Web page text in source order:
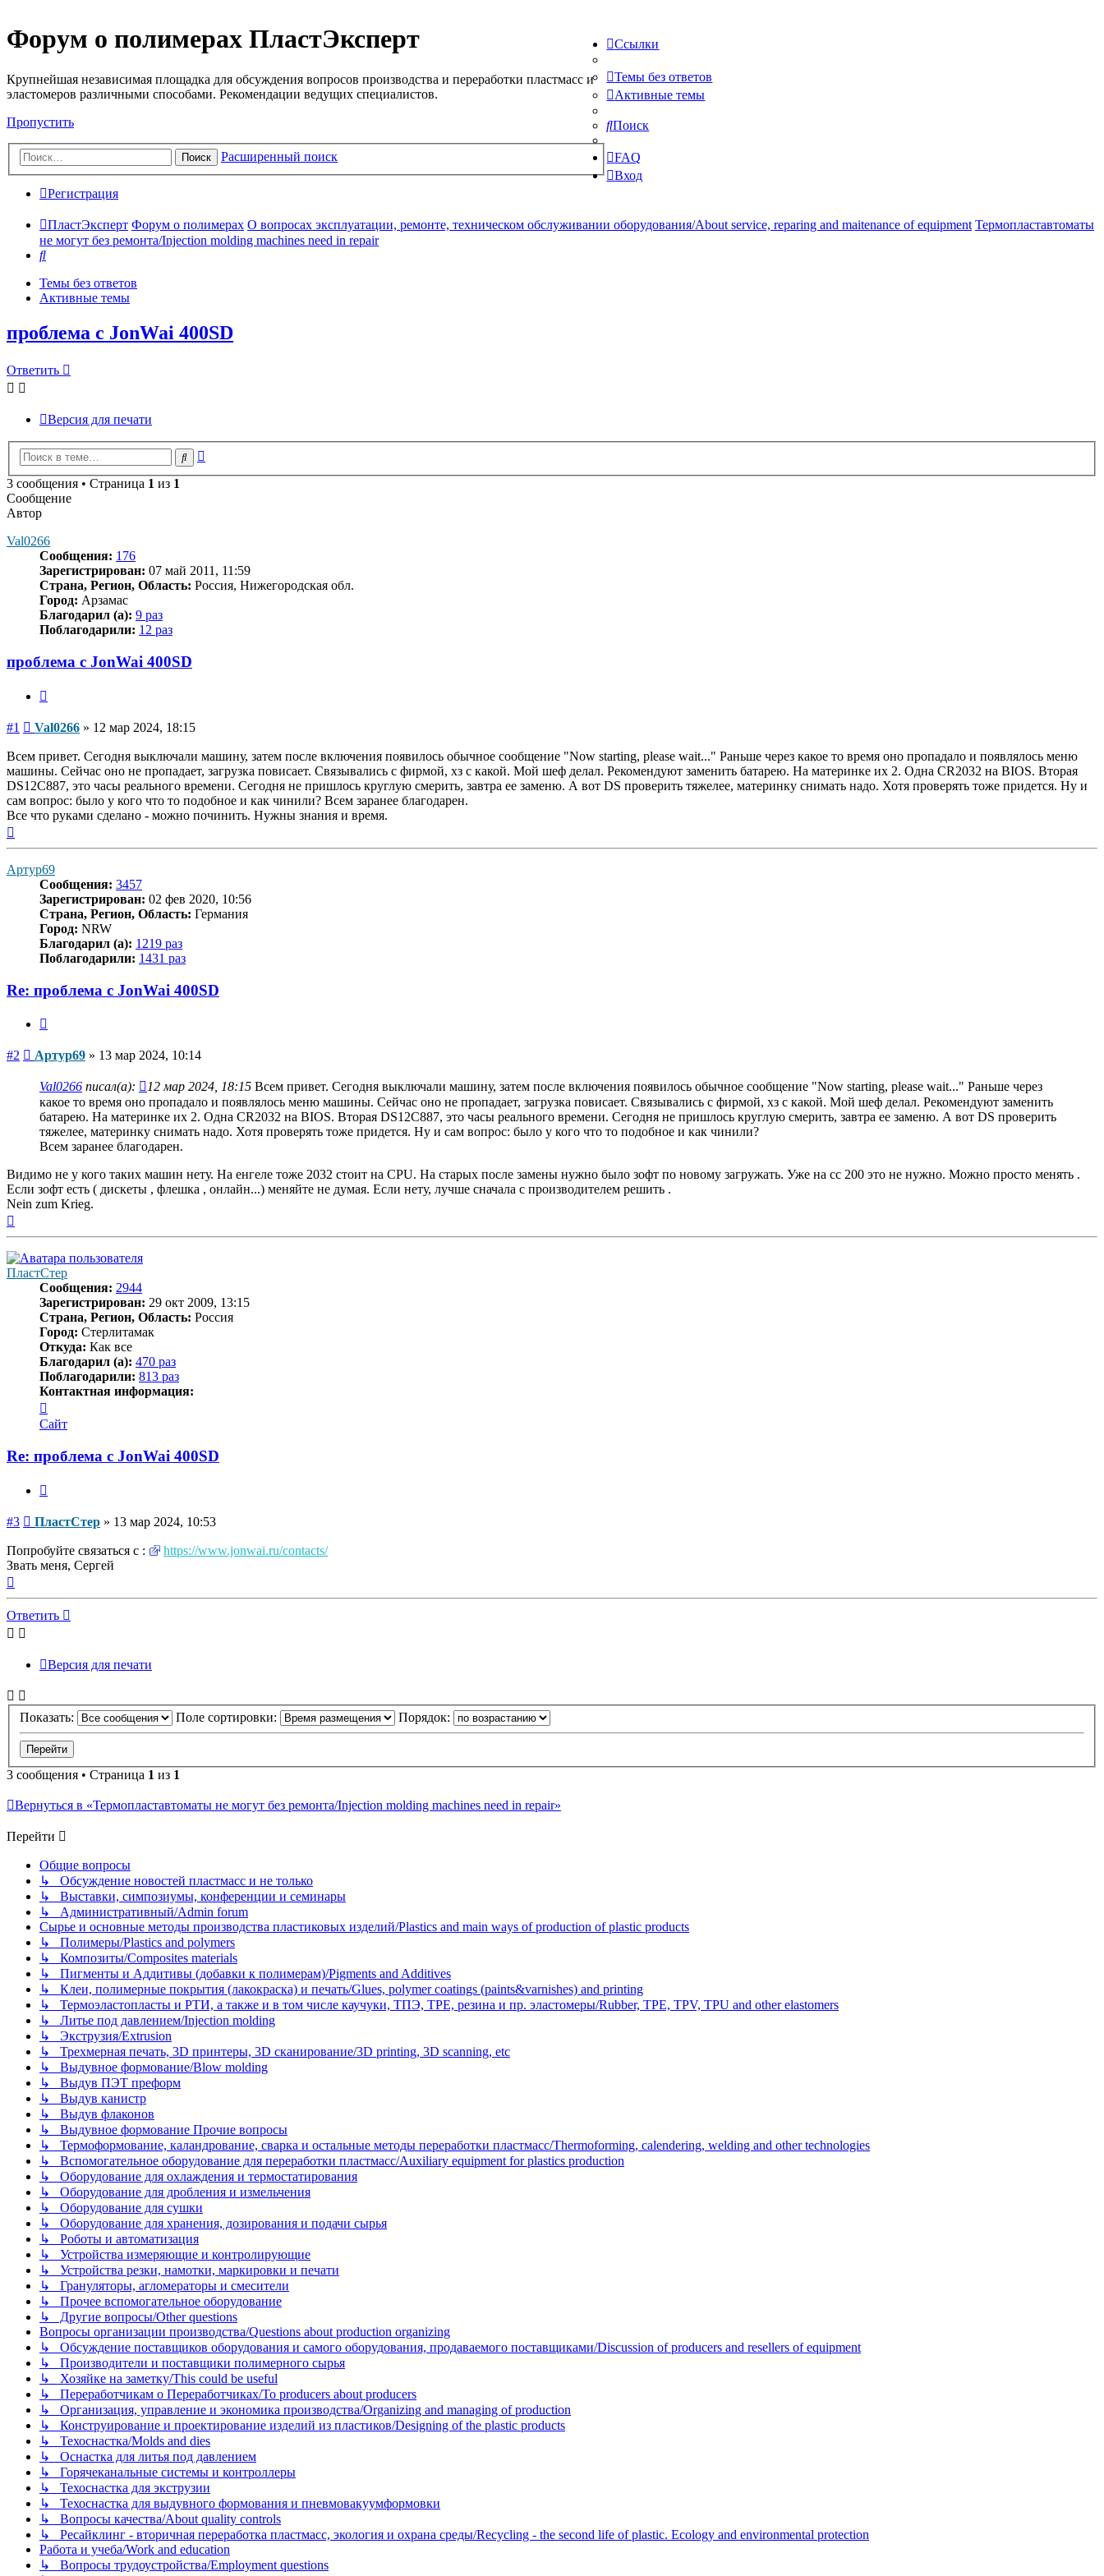
Форум о полимерах ПластЭксперт
Крупнейшая независимая площадка для обсуждения вопросов производства и переработки пластмасс и
эластомеров различными способами. Рекомендации ведущих специалистов.
Пропустить
Поиск Расширенный поиск
Ссылки
Темы без ответов
Активные темы
Поиск
FAQ
Вход
Регистрация
ПластЭксперт Форум о полимерах О вопросах эксплуатации, ремонте, техническом обслуживании оборудования/About service, reparing and maitenance of equipment Термопластавтоматы
не могут без ремонта/Injection molding machines need in repair
Поиск
Темы без ответов
Активные темы
проблема с JonWai 400SD
Ответить
Версия для печати
Поиск
3 сообщения • Страница 1 из 1
Сообщение
Автор
Val0266
Сообщения: 176
Зарегистрирован: 07 май 2011, 11:59
Страна, Регион, Область: Россия, Нижегородская обл.
Город: Арзамас
Благодарил (а): 9 раз
Поблагодарили: 12 раз
проблема с JonWai 400SD
#1 Сообщение
Val0266 » 12 мар 2024, 18:15
Всем привет. Сегодня выключали машину, затем после включения появилось обычное сообщение "Now starting, please wait..." Раньше через какое то время оно пропадало и появлялось меню
машины. Сейчас оно не пропадает, загрузка повисает. Связывались с фирмой, хз с какой. Мой шеф делал. Рекомендуют заменить батарею. На материнке их 2. Одна CR2032 на BIOS. Вторая
DS12C887, это часы реального времени. Сегодня не пришлось круглую смерить, завтра ее заменю. А вот DS проверить тяжелее, материнку снимать надо. Хотя проверять тоже придется. Ну и
сам вопрос: было у кого что то подобное и как чинили? Всем заранее благодарен.
Все что руками сделано - можно починить. Нужны знания и время.
Артур69
Сообщения: 3457
Зарегистрирован: 02 фев 2020, 10:56
Страна, Регион, Область: Германия
Город: NRW
Благодарил (а): 1219 раз
Поблагодарили: 1431 раз
Re: проблема с JonWai 400SD
#2 Сообщение
Артур69 » 13 мар 2024, 10:14
Val0266 писал(а): 12 мар 2024, 18:15 Всем привет. Сегодня выключали машину, затем после включения появилось обычное сообщение "Now starting, please wait..." Раньше через
какое то время оно пропадало и появлялось меню машины. Сейчас оно не пропадает, загрузка повисает. Связывались с фирмой, хз с какой. Мой шеф делал. Рекомендуют заменить
батарею. На материнке их 2. Одна CR2032 на BIOS. Вторая DS12C887, это часы реального времени. Сегодня не пришлось круглую смерить, завтра ее заменю. А вот DS проверить
тяжелее, материнку снимать надо. Хотя проверять тоже придется. Ну и сам вопрос: было у кого что то подобное и как чинили?
Всем заранее благодарен.
Видимо не у кого таких машин нету. На енгеле тоже 2032 стоит на CPU. На старых после замены нужно было зофт по новому загружать. Уже на cc 200 это не нужно. Можно просто менять .
Если зофт есть ( дискеты , флешка , онлайн...) меняйте не думая. Если нету, лучше сначала с производителем решить .
Nein zum Krieg.
ПластСтер
Сообщения: 2944
Зарегистрирован: 29 окт 2009, 13:15
Страна, Регион, Область: Россия
Город: Стерлитамак
Откуда: Как все
Благодарил (а): 470 раз
Поблагодарили: 813 раз
Контактная информация:
информация
пользователя
ПластСтер
Сайт
Re: проблема с JonWai 400SD
#3 Сообщение
ПластСтер » 13 мар 2024, 10:53
Попробуйте связаться с :
https://www.jonwai.ru/contacts/
Звать меня, Сергей
началу
Ответить
Версия для печати
Показать: Поле сортировки: Порядок:
3 сообщения • Страница 1 из 1
Вернуться в «Термопластавтоматы не могут без ремонта/Injection molding machines need in repair»
Перейти
Общие вопросы
↳ Обсуждение новостей пластмасс и не только
↳ Выставки, симпозиумы, конференции и семинары
↳ Административный/Admin forum
Сырье и основные методы производства пластиковых изделий/Plastics and main ways of production of plastic products
↳ Полимеры/Plastics and polymers
↳ Композиты/Сomposites materials
↳ Пигменты и Аддитивы (добавки к полимерам)/Pigments and Additives
↳ Клеи, полимерные покрытия (лакокраска) и печать/Glues, polymer coatings (paints&varnishes) and printing
↳ Термоэластопласты и РТИ, а также и в том числе каучуки, ТПЭ, TPE, резина и пр. эластомеры/Rubber, TPE, TPV, TPU and other elastomers
↳ Литье под давлением/Injection molding
↳ Экструзия/Extrusion
↳ Трехмерная печать, 3D принтеры, 3D сканирование/3D printing, 3D scanning, etc
↳ Выдувное формование/Blow molding
↳ Выдув ПЭТ преформ
↳ Выдув канистр
↳ Выдув флаконов
↳ Выдувное формование Прочие вопросы
↳ Термоформование, каландрование, сварка и остальные методы переработки пластмасс/Thermoforming, calendering, welding and other technologies
↳ Вспомогательное оборудование для переработки пластмасс/Auxiliary equipment for plastics production
↳ Оборудование для охлаждения и термостатирования
↳ Оборудование для дробления и измельчения
↳ Оборудование для сушки
↳ Оборудование для хранения, дозирования и подачи сырья
↳ Роботы и автоматизация
↳ Устройства измеряющие и контролирующие
↳ Устройства резки, намотки, маркировки и печати
↳ Грануляторы, агломераторы и смесители
↳ Прочее вспомогательное оборудование
↳ Другие вопросы/Other questions
Вопросы организации производства/Questions about production organizing
↳ Обсуждение поставщиков оборудования и самого оборудования, продаваемого поставщиками/Discussion of producers and resellers of equipment
↳ Производители и поставщики полимерного сырья
↳ Хозяйке на заметку/This could be useful
↳ Переработчикам о Переработчиках/To producers about producers
↳ Организация, управление и экономика производства/Organizing and managing of production
↳ Конструирование и проектирование изделий из пластиков/Designing of the plastic products
↳ Техоснастка/Molds and dies
↳ Оснастка для литья под давлением
↳ Горячеканальные системы и контроллеры
↳ Техоснастка для экструзии
↳ Техоснастка для выдувного формования и пневмовакуумформовки
↳ Вопросы качества/About quality controls
↳ Ресайклинг - вторичная переработка пластмасс, экология и охрана среды/Recycling - the second life of plastic. Ecology and environmental protection
Работа и учеба/Work and education
↳ Вопросы трудоустройства/Employment questions